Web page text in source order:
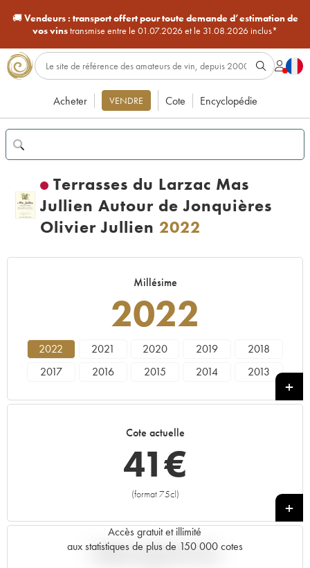
🚚Vendeurs : transport offert pour toute demande d’estimation de
vos vinstransmise entre le 01.07.2026 et le 31.08.2026 inclus*
Acheter VENDRE Cote Encyclopédie
Terrasses du Larzac Mas
Jullien Autour de Jonquières
Olivier Jullien 2022
Millésime
2022
2022 2021 2020 2019
2018
2017
2016 2015 2014
2013
Cote actuelle
41€
(format 75cl)
+
Accès gratuit et illimité
aux statistiques de plus de 150 000 cotes
Tendance actuelle de la cote